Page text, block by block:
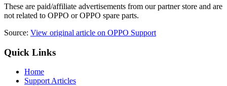
These are paid/affiliate advertisements from our partner store and are
not related to OPPO or OPPO spare parts.
Source: View original article on OPPO Support
Quick Links
Home
Support Articles